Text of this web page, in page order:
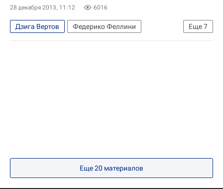
28 декабря 2013, 11:12 6016
Еще7
Дзига Вертов
Федерико Феллини
Джон Малкович
Дэвид Кроненберг
Еще20 материалов